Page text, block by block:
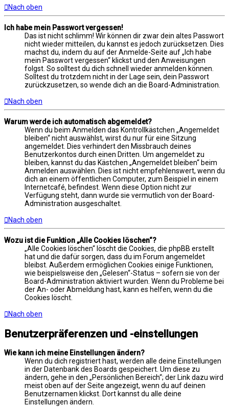
Nach oben
Ich habe mein Passwort vergessen!
Das ist nicht schlimm! Wir können dir zwar dein altes Passwort
nicht wieder mitteilen, du kannst es jedoch zurücksetzen. Dies
machst du, indem du auf der Anmelde-Seite auf „Ich habe
mein Passwort vergessen“ klickst und den Anweisungen
folgst. So solltest du dich schnell wieder anmelden können.
Solltest du trotzdem nicht in der Lage sein, dein Passwort
zurückzusetzen, so wende dich an die Board-Administration.
Nach oben
Warum werde ich automatisch abgemeldet?
Wenn du beim Anmelden das Kontrollkästchen „Angemeldet
bleiben“ nicht auswählst, wirst du nur für eine Sitzung
angemeldet. Dies verhindert den Missbrauch deines
Benutzerkontos durch einen Dritten. Um angemeldet zu
bleiben, kannst du das Kästchen „Angemeldet bleiben“ beim
Anmelden auswählen. Dies ist nicht empfehlenswert, wenn du
dich an einem öffentlichen Computer, zum Beispiel in einem
Internetcafé, befindest. Wenn diese Option nicht zur
Verfügung steht, dann wurde sie vermutlich von der Board-
Administration ausgeschaltet.
Nach oben
Wozu ist die Funktion „Alle Cookies löschen“?
„Alle Cookies löschen“ löscht die Cookies, die phpBB erstellt
hat und die dafür sorgen, dass du im Forum angemeldet
bleibst. Außerdem ermöglichen Cookies einige Funktionen,
wie beispielsweise den „Gelesen“-Status – sofern sie von der
Board-Administration aktiviert wurden. Wenn du Probleme bei
der An- oder Abmeldung hast, kann es helfen, wenn du die
Cookies löscht.
Nach oben
Benutzerpräferenzen und -einstellungen
Wie kann ich meine Einstellungen ändern?
Wenn du dich registriert hast, werden alle deine Einstellungen
in der Datenbank des Boards gespeichert. Um diese zu
ändern, gehe in den „Persönlichen Bereich“; der Link dazu wird
meist oben auf der Seite angezeigt, wenn du auf deinen
Benutzernamen klickst. Dort kannst du alle deine
Einstellungen ändern.